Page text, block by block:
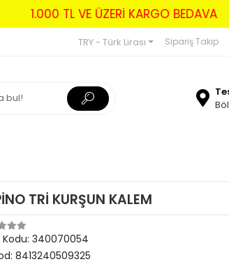
1.000 TL VE ÜZERİ KARGO BEDAVA
TRY - Türk Lirası Sipariş Takip
TRİ KURŞUN KALEM
340070054
8413240509325